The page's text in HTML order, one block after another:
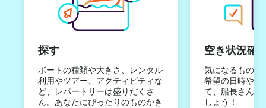
探す
ボートの種類や大きさ、レンタル
利用やツアー、アクティビティな
ど、レパートリーは盛りだくさ
ん。あなたにぴったりのものがき
空き状況確
気になるものは
希望の日時やご
て、船長さんか
しょう！